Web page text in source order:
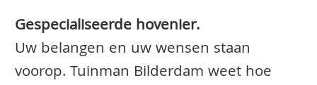
Gespecialiseerde hovenier.
Uw belangen en uw wensen staan
voorop. Tuinman Bilderdam weet hoe